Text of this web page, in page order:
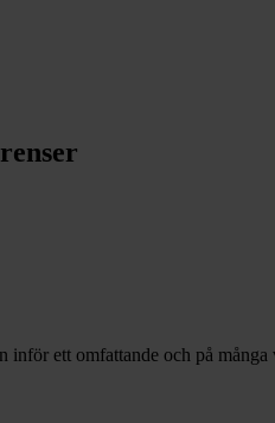
ett omfattande och på